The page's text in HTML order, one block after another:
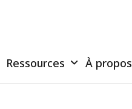
Ressources À propos